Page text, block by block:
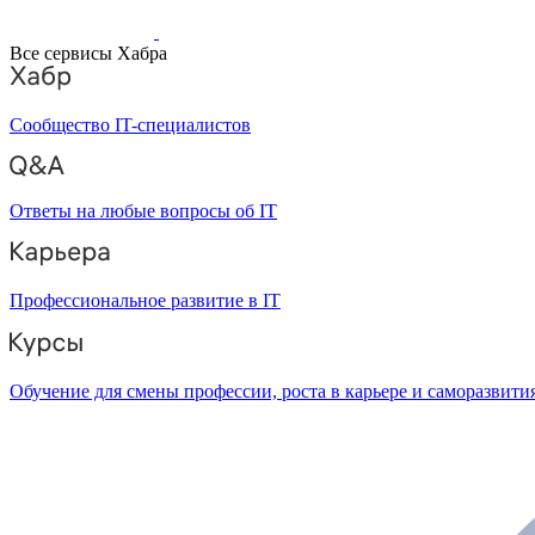
Все сервисы Хабра
Сообщество IT-специалистов
Ответы на любые вопросы об IT
Профессиональное развитие в IT
Обучение для смены профессии, роста в карьере и